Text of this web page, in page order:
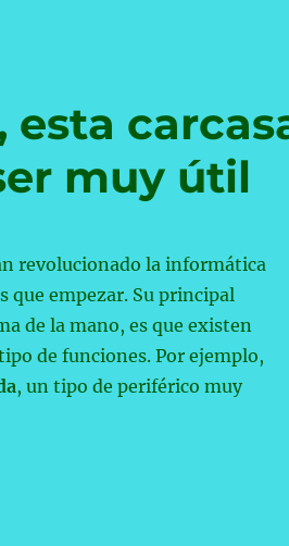
esta
muy útil
revolucionado la informática
que empezar. Su principal
de la mano, es que existen
de funciones. Por ejemplo,
, un tipo de periférico muy
Pi, esta carcasa con pantalla